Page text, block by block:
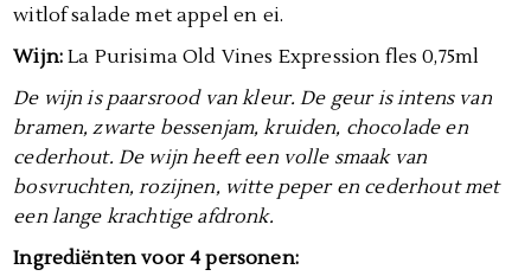
witlof salade met appel en ei.
Wijn: La Purisima Old Vines Expression fles 0,75ml
De wijn is paarsrood van kleur. De geur is intens van
bramen, zwarte bessenjam, kruiden, chocolade en
cederhout. De wijn heeft een volle smaak van
bosvruchten, rozijnen, witte peper en cederhout met
een lange krachtige afdronk.
Ingrediënten voor 4 personen: